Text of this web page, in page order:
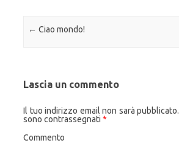
Navigazione articolo
← Ciao mondo!
Lascia un commento
Il tuo indirizzo email non sarà pubblicato.
sono contrassegnati *
Commento